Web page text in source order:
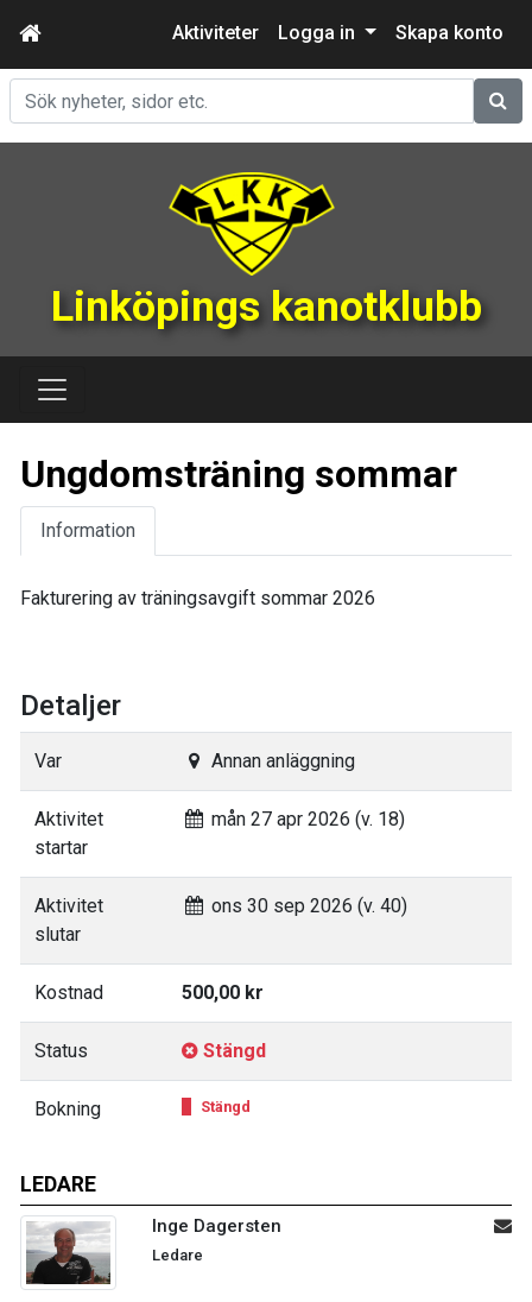
Aktiviteter Logga in Skapa konto
Sök
Linköpings kanotklubb
LEDARE
Inge Dagersten
Ledare
Ungdomsträning sommar
Information
Fakturering av träningsavgift sommar 2026
Detaljer
Var Annan anläggning
Aktivitet
startar
mån 27 apr 2026 (v. 18)
Aktivitet
slutar
ons 30 sep 2026 (v. 40)
Kostnad 500,00 kr
Status Stängd
Bokning Stängd